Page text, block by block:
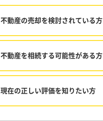
不動産の売却を検討されている方
不動産を相続する可能性がある方
現在の正しい評価を知りたい方